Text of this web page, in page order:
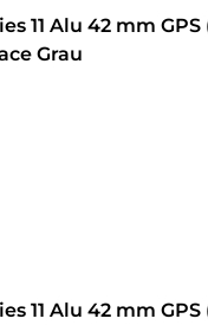
11 Alu 42 mm
Grau
11 Alu 42 mm